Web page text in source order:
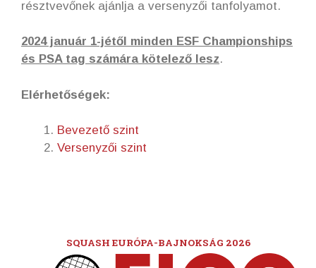
résztvevőnek ajánlja a versenyzői tanfolyamot.
2024 január 1-jétől minden ESF Championships
és PSA tag számára kötelező lesz.
Elérhetőségek:
Bevezető szint
Versenyzői szint
SQUASH EURÓPA-BAJNOKSÁG 2026